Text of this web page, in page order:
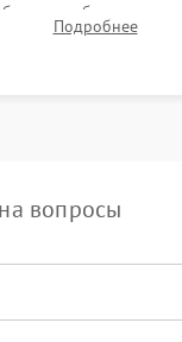
всех
и кнопок управления
Подробнее
вопросы